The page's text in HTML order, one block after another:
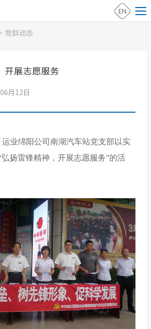
EN
党群动态
开展志愿服务
月12日
运业绵阳公司南湖汽车站党支部以实
扬雷锋精神，开展志愿服务”的活